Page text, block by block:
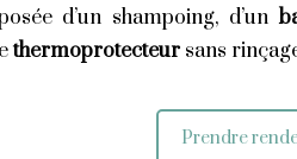
d’un shampoing, d’un
thermoprotecteursans
Prendre